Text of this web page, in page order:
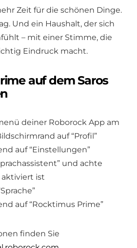
Zeit für die schönen Dinge.
Und ein Haushalt, der sich
– mit einer Stimme, die
Eindruck macht.
auf dem Saros
deiner Roborock App am
auf “Profil”
auf “Einstellungen”
und achte
aktiviert ist
auf “Rocktimus Prime”
finden Sie